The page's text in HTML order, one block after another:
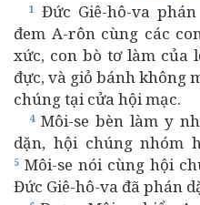
1 Đức Giê-hô-va
đem A-rôn cùng các
xức, con bò tơ làm của
đực, và giỏ bánh không
chúng tại cửa hội mạc.
4Môi-se bèn làm y
dặn, hội chúng nhóm
5 Môi-se nói cùng hội
Đức Giê-hô-va đã phán